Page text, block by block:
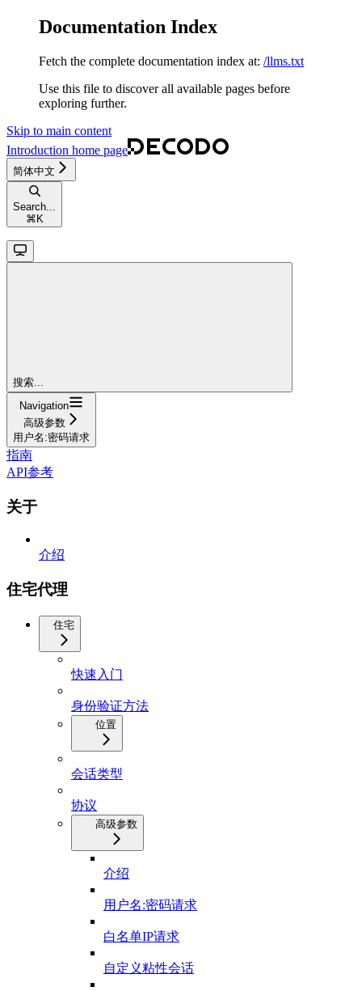
Documentation Index
Fetch the complete documentation index at: /llms.txt
Use this file to discover all available pages before
exploring further.
Skip to main content
Introduction home page
简体中文
Search...
⌘ K
搜索...
Navigation
高级参数
用户名:密码请求
指南
API参考
关于
介绍
住宅代理
住宅
快速入门
身份验证方法
位置
会话类型
协议
高级参数
介绍
用户名:密码请求
白名单IP请求
自定义粘性会话